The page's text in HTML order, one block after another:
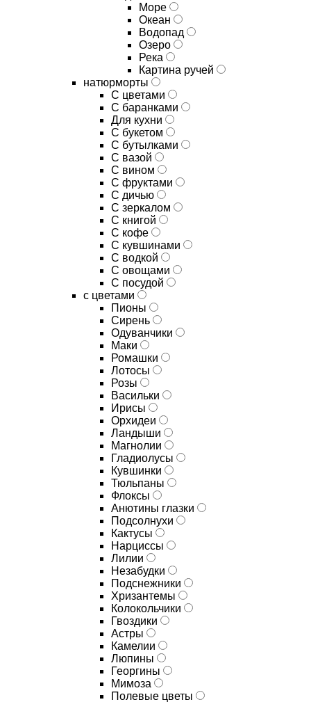
Море
Океан
Водопад
Озеро
Река
Картина ручей
натюрморты
С цветами
С баранками
Для кухни
C букетом
C бутылками
C вазой
C вином
C фруктами
C дичью
C зеркалом
C книгой
C кофе
C кувшинами
C водкой
C овощами
C посудой
с цветами
Пионы
Сирень
Одуванчики
Маки
Ромашки
Лотосы
Розы
Васильки
Ирисы
Орхидеи
Ландыши
Магнолии
Гладиолусы
Кувшинки
Тюльпаны
Флоксы
Анютины глазки
Подсолнухи
Кактусы
Нарциссы
Лилии
Незабудки
Подснежники
Хризантемы
Колокольчики
Гвоздики
Астры
Камелии
Люпины
Георгины
Мимоза
Полевые цветы